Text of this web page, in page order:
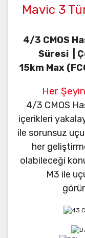
Mavic 3
4/3 CMOS
Süresi |
15km Max
Her
4/3 CMOS
içerikleri
ile sorunsuz
her
olabileceği
M3 ile